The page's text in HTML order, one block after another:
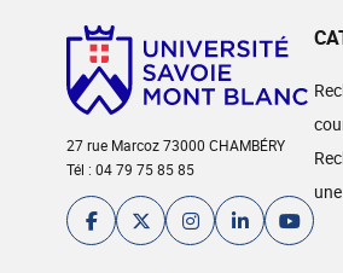
27 rue Marcoz 73000 CHAMBÉRY
Tél : 04 79 75 85 85